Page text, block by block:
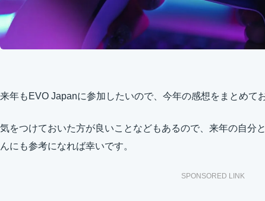
来年もEVO Japanに参加したいので、今年の感想をまとめて
気をつけておいた方が良いことなどもあるので、来年の自分
んにも参考になれば幸いです。
SPONSORED LINK